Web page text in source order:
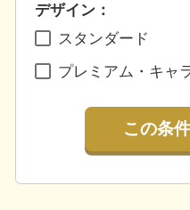
デザイン：
スタンダード
プレミアム・キャ
この条